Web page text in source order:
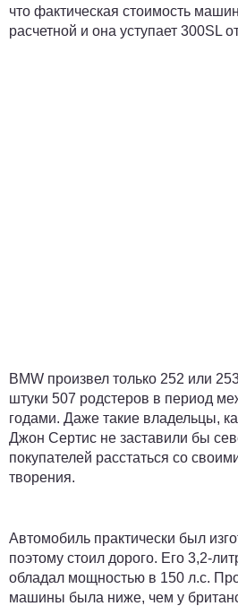
что фактическая стоимость
расчетной и она уступает 300SL
BMW произвел только 252 или
штуки 507 родстеров в период
годами. Даже такие владельцы,
Джон Сертис не заставили бы
покупателей расстаться со
творения.
Автомобиль практически был
поэтому стоил дорого. Его 3,2-
обладал мощностью в 150 л.с.
машины была ниже, чем у